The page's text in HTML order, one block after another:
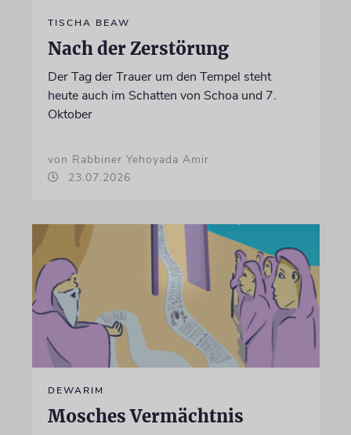
TISCHA BEAW
Nach der Zerstörung
Der Tag der Trauer um den Tempel steht
heute auch im Schatten von Schoa und 7.
Oktober
von Rabbiner Yehoyada Amir
23.07.2026
DEWARIM
Mosches Vermächtnis